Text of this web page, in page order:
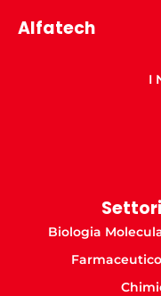
Alfatech
I
Biologia